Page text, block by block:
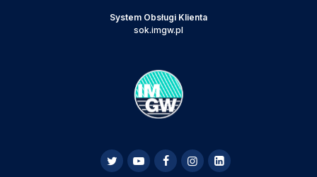
System Obsługi Klienta
sok.imgw.pl